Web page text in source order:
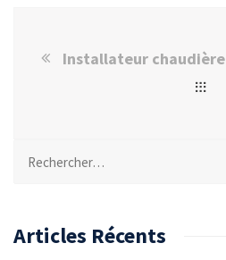
Installateur chaudière
Rechercher :
Articles Récents